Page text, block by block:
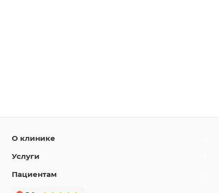
О клинике
Услуги
Пациентам